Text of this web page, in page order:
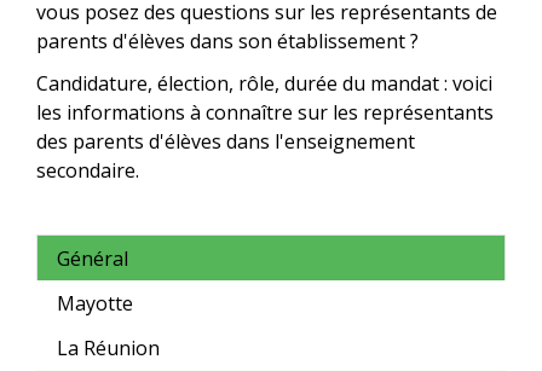
vous posez des questions sur les représentants de
parents d'élèves dans son établissement ?
Candidature, élection, rôle, durée du mandat : voici
les informations à connaître sur les représentants
des parents d'élèves dans l'enseignement
secondaire.
Général
Mayotte
La Réunion